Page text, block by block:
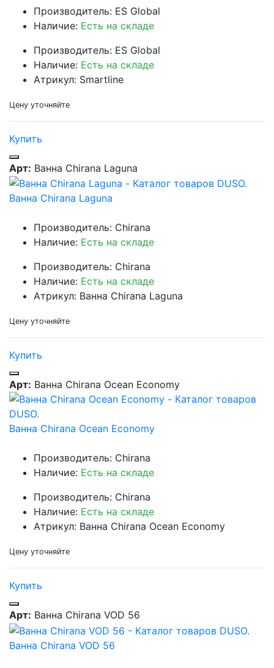
Производитель: ES Global
Наличие: Есть на складе
Производитель: ES Global
Наличие: Есть на складе
Атрикул: Smartline
Цену уточняйте
Купить
Арт: Ванна Chirana Laguna
Ванна Chirana Laguna
Производитель: Chirana
Наличие: Есть на складе
Производитель: Chirana
Наличие: Есть на складе
Атрикул: Ванна Chirana Laguna
Цену уточняйте
Купить
Арт: Ванна Chirana Ocean Economy
Ванна Chirana Ocean Economy
Производитель: Chirana
Наличие: Есть на складе
Производитель: Chirana
Наличие: Есть на складе
Атрикул: Ванна Chirana Ocean Economy
Цену уточняйте
Купить
Арт: Ванна Chirana VOD 56
Ванна Chirana VOD 56